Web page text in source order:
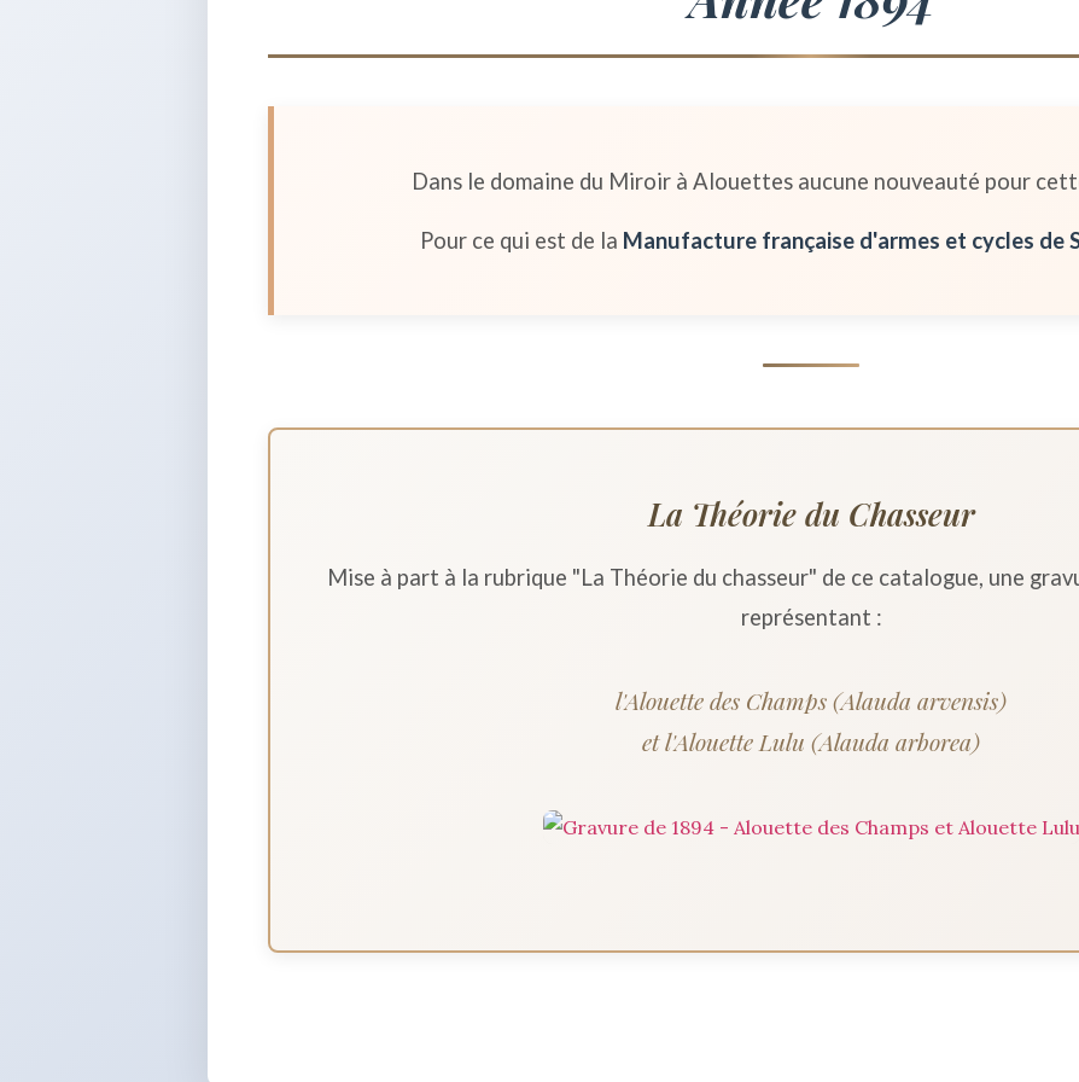
Dans le domaine du Miroir à Alouettes aucune nouveauté pour
Pour ce qui est de la Manufacture française d'armes et cycles de
La Théorie du Chasseur
Mise à part à la rubrique "La Théorie du chasseur" de ce catalogue, une
représentant :
l'Alouette des Champs (Alauda arvensis)
et l'Alouette Lulu (Alauda arborea)